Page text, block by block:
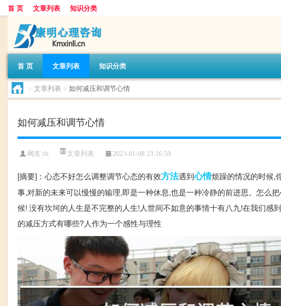
首 页 文章列表 知识分类
首 页 文章列表 知识分类
> 文章列表 > 如何减压和调节心情
如何减压和调节心情
网友:rh 文章列表 2023-01-08 23:16:59
[摘要]：心态不好怎么调整调节心态的有效方法遇到心情烦躁的情况的时候,
事,对新的未来可以慢慢的输理,即是一种休息,也是一种冷静的前进思。怎么
候! 没有坎坷的人生是不完整的人生!人世间不如意的事情十有八九!在我们感
的减压方式有哪些?人作为一个感性与理性